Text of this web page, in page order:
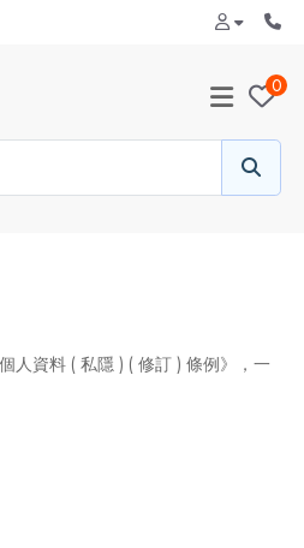
0
人資料 ( 私隱 ) ( 修訂 ) 條例》，一